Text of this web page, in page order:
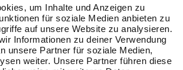
ABUS
Vorhangschloss, BxL: 200 x 100 mm, Metall
UVP36,99 €